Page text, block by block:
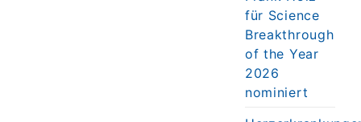
für Science
Breakthrough
of the Year
2026
nominiert